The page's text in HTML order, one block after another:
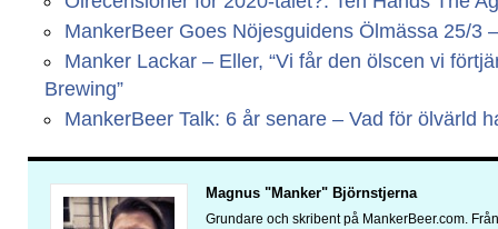
MankerBeer Goes Nöjesguidens Ölmässa 25/3
Manker Lackar – Eller, “Vi får den ölscen vi
Brewing”
MankerBeer Talk: 6 år senare – Vad för ölvärld
Magnus "Manker" Björnstjerna
Grundare och skribent på MankerBeer.com.